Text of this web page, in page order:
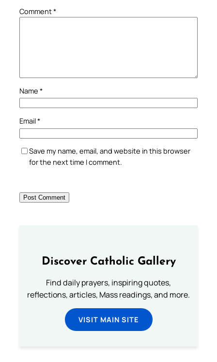
Comment*
Name *
Email*
Save my name, email, and website in this browser
for the next time I comment.
Discover Catholic Gallery
Find daily prayers, inspiring quotes,
reflections, articles, Mass readings, and more.
VISIT MAIN SITE